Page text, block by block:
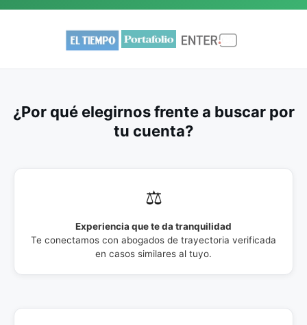
¿Por qué elegirnos frente a buscar por
tu cuenta?
⚖️
Experiencia que te da tranquilidad
Te conectamos con abogados de trayectoria verificada
en casos similares al tuyo.